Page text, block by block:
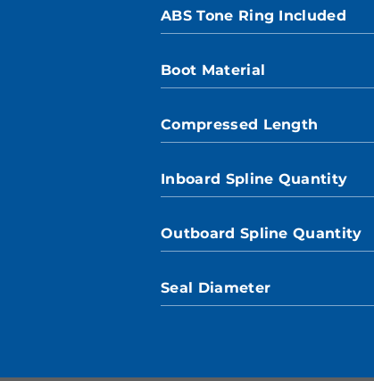
ABS Tone Ring Included
Boot Material
Compressed Length
Inboard Spline Quantity
Outboard Spline Quantity
Seal Diameter